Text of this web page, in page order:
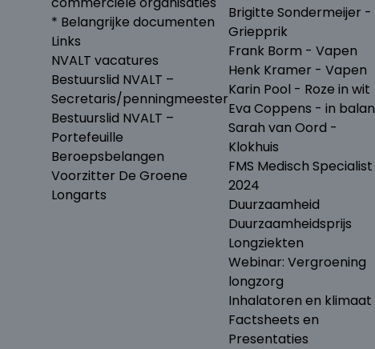
* Belangrijke documenten
Links
NVALT vacatures
Bestuurslid NVALT –
Secretaris/penningmeester
Bestuurslid NVALT –
Portefeuille
Beroepsbelangen
Voorzitter De Groene
Longarts
Brigitte Sondermeijer -
Griepprik
Frank Borm - Vapen
Henk Kramer - Vapen
Karin Pool - Roze in wit
Eva Coppens - in
Sarah van Oord -
Klokhuis
FMS Medisch Specialist
2024
Duurzaamheid
Duurzaamheidsprijs
Longziekten
Webinar: Vergroening
longzorg
Inhalatoren en klimaat
Factsheets en
Presentaties